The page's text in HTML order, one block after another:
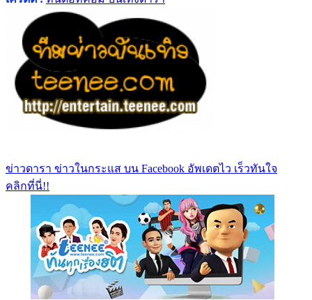
ข่าวดารา ข่าวในกระแส บน Facebook อัพเดตไว เร็วทันใจ
คลิกที่นี่!!